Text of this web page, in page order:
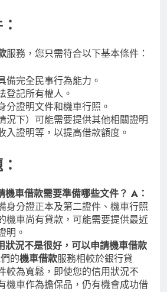
服務，您只需符合以下基本條件：
備完全民事行為能力。
登記所有權人。
分證明文件和機車行照。
況下）可能需要提供其他相關證明
入證明等，以提高借款額度。
機車借款需要準備哪些文件？ A：
身分證正本及第二證件、機車行照
機車尚有貸款，可能需要提供最近
明。
狀況不是很好，可以申請機車借款
的機車借款服務相較於銀行貸
較為寬鬆，即使您的信用狀況不
機車作為擔保品，仍有機會成功借